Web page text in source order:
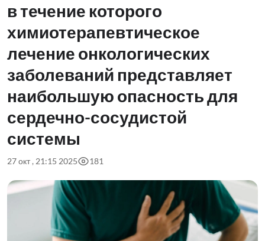
в течение которого
химиотерапевтическое
лечение онкологических
заболеваний представляет
наибольшую опасность для
сердечно-сосудистой
системы
27 окт , 21:15 2025 181